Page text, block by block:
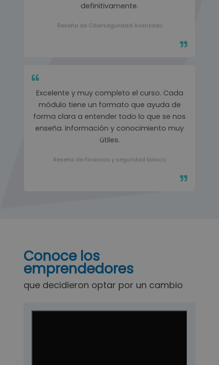
definitivamente.
Reseña de Ciberseguridad Avanzado
Excelente y muy completo el curso. Cada
módulo tiene un formato que ayuda de
forma clara a entender todo lo que se nos
enseña. Información y conocimiento muy
útiles.
Reseña de Finanzas y seguridad básico
Conoce los
emprendedores
que decidieron optar por un cambio